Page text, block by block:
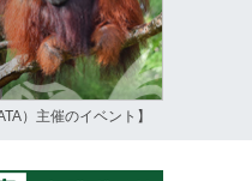
）主催のイベント】